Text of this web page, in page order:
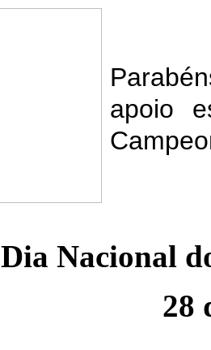
apoio
Dia Nacional
28